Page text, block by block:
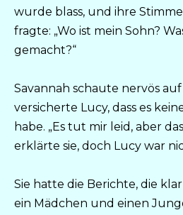
wurde blass, und ihre
fragte: „Wo ist mein Sohn?
gemacht?“
Savannah schaute nervös
versicherte Lucy, dass es
habe. „Es tut mir leid, aber
erklärte sie, doch Lucy war
Sie hatte die Berichte, die
ein Mädchen und einen